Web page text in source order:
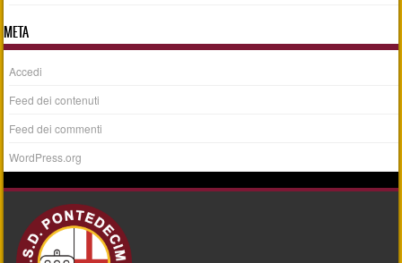
META
Accedi
Feed dei contenuti
Feed dei commenti
WordPress.org